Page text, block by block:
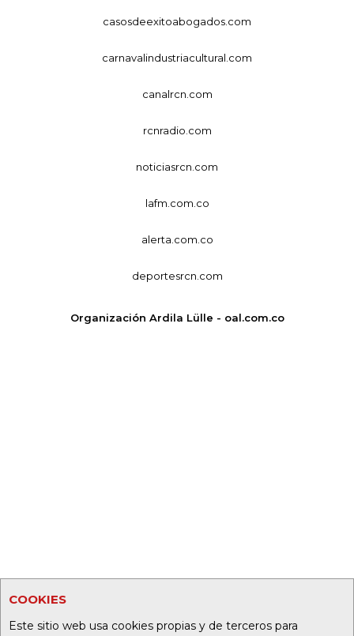
COOKIES
Este sitio web usa cookies propias y de terceros para
casosdeexitoabogados.com
carnavalindustriacultural.com
canalrcn.com
rcnradio.com
noticiasrcn.com
lafm.com.co
alerta.com.co
deportesrcn.com
Organización Ardila Lülle - oal.com.co